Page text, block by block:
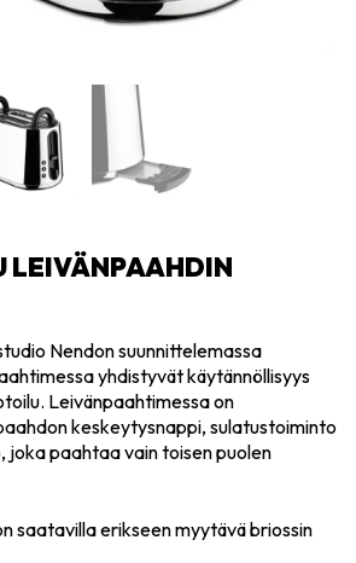
LEIVÄNPAAHDIN
Nendon suunnittelemassa
yhdistyvät käytännöllisyys
Leivänpaahtimessa on
keskeytysnappi, sulatustoiminto
paahtaa vain toisen puolen
saatavilla erikseen myytävä briossin